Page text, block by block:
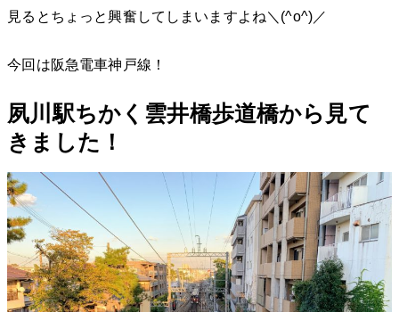
見るとちょっと興奮してしまいますよね＼(^o^)／
今回は阪急電車神戸線！
夙川駅ちかく雲井橋歩道橋から見て
きました！